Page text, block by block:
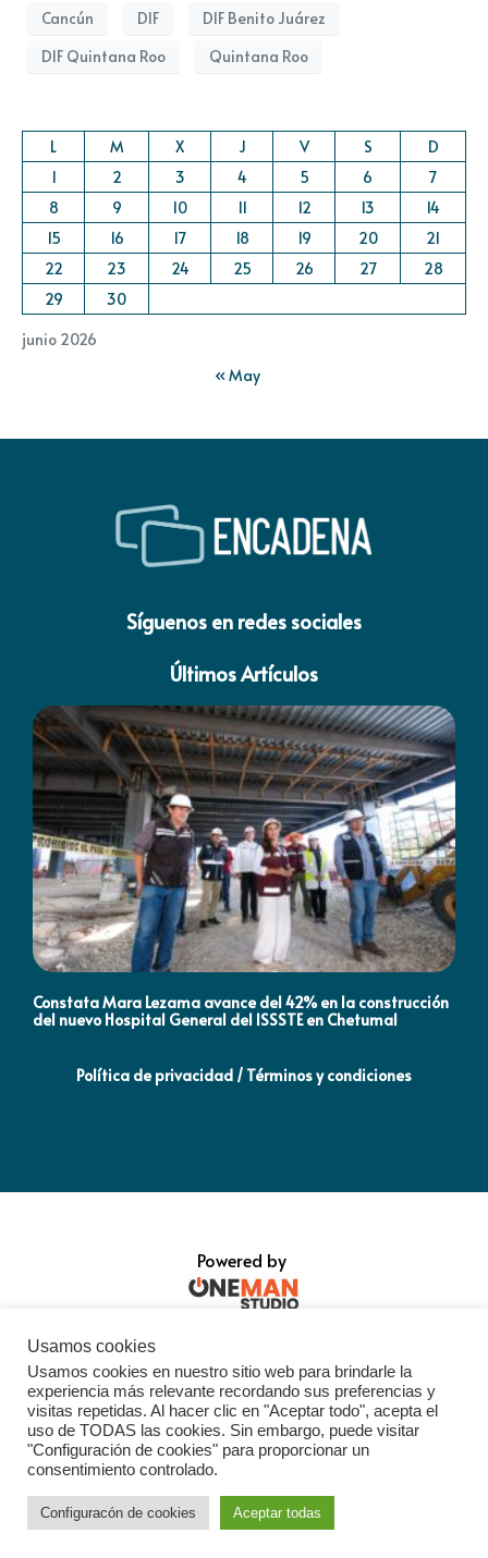
Cancún DIF
DIF Benito Juárez
DIF Quintana Roo
Quintana Roo
junio 2026
L M X J V S
D
1
2 3 4 5 6
7
8
9 10 11 12 13
14
15
16 17 18 19 20
21
22
23 24 25 26 27
28
29
30
« May
Síguenos en redes sociales
Últimos Artículos
Constata Mara Lezama avance del 42% en la construcción
del nuevo Hospital General del ISSSTE en Chetumal
Política de privacidad / Términos y condiciones
Powered by
Usamos cookies
Usamos cookies en nuestro sitio web para brindarle la
experiencia más relevante recordando sus preferencias y
visitas repetidas. Al hacer clic en "Aceptar todo", acepta el
uso de TODAS las cookies. Sin embargo, puede visitar
"Configuración de cookies" para proporcionar un
consentimiento controlado.
Configuracón de cookies Aceptar todas